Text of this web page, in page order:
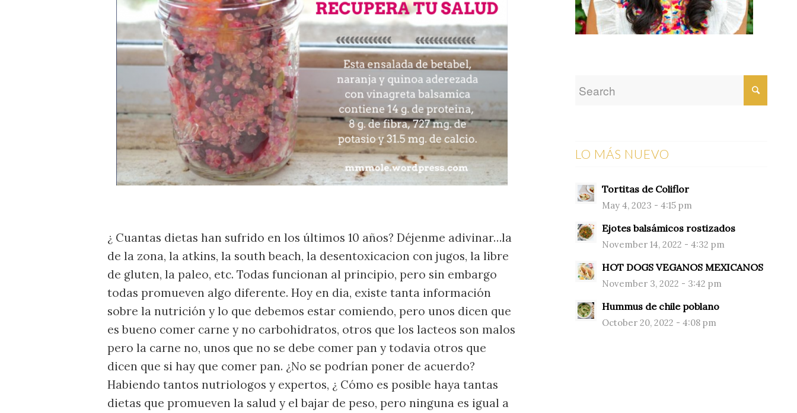
¿ Cuantas dietas han sufrido en los últimos 10 años? Déjenme adivinar…la
de la zona, la atkins, la south beach, la desentoxicacion con jugos, la libre
de gluten, la paleo, etc. Todas funcionan al principio, pero sin embargo
todas promueven algo diferente. Hoy en dia, existe tanta información
sobre la nutrición y lo que debemos estar comiendo, pero unos dicen que
es bueno comer carne y no carbohidratos, otros que los lacteos son malos
pero la carne no, unos que no se debe comer pan y todavia otros que
dicen que si hay que comer pan. ¿No se podrían poner de acuerdo?
Habiendo tantos nutriologos y expertos, ¿ Cómo es posible haya tantas
dietas que promueven la salud y el bajar de peso, pero ninguna es igual a
LO MÁS NUEVO
Tortitas de Coliflor
May 4, 2023 - 4:15 pm
Ejotes balsámicos rostizados
November 14, 2022 - 4:32 pm
HOT DOGS VEGANOS MEXICANOS
November 3, 2022 - 3:42 pm
Hummus de chile poblano
October 20, 2022 - 4:08 pm